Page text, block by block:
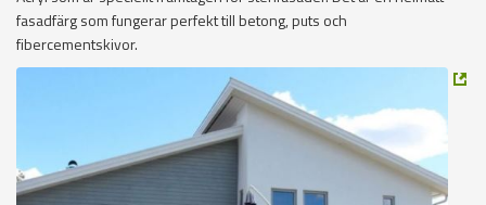
fasadfärg som fungerar perfekt till betong, puts och
fibercementskivor.